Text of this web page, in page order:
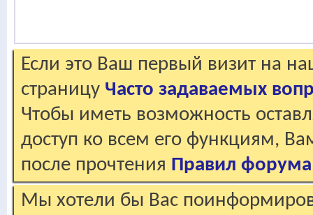
Если это Ваш первый визит на
страницу Часто задаваемых
Чтобы иметь возможность
доступ ко всем его функциям,
после прочтения Правил форума
Мы хотели бы Вас